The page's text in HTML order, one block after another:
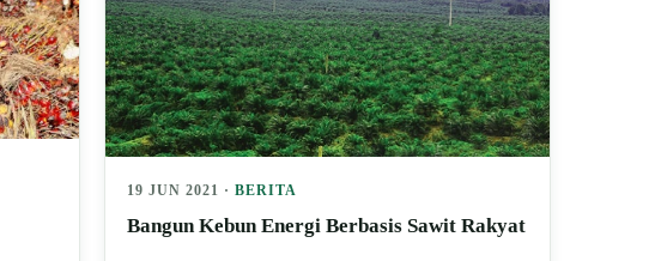
19 JUN 2021 · BERITA
Bangun Kebun Energi Berbasis Sawit Rakyat